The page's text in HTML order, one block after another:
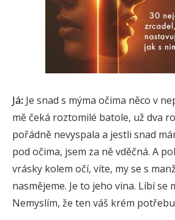
Já: Je snad s mýma očima něco v
mě čeká roztomilé batole, už dva
pořádně nevyspala a jestli snad
pod očima, jsem za ně vděčná. A
vrásky kolem očí, víte, my se s
nasmějeme. Je to jeho vina. Líbí se
Nemyslím, že ten váš krém